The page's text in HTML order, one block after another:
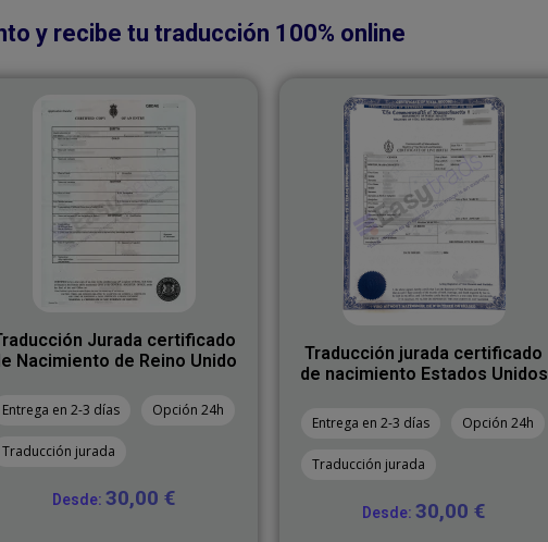
y recibe tu traducción 100% online
Jurada certificado
Nacimiento de Reino Unido
Entrega en 2-3 días Opción 24h
Traducción jurada
Desde: 30,00€
Traducción jurada certificado
de nacimiento Estados Unidos
Entrega en 2-3 días Opción 24h
Traducción jurada
Desde: 30,00€